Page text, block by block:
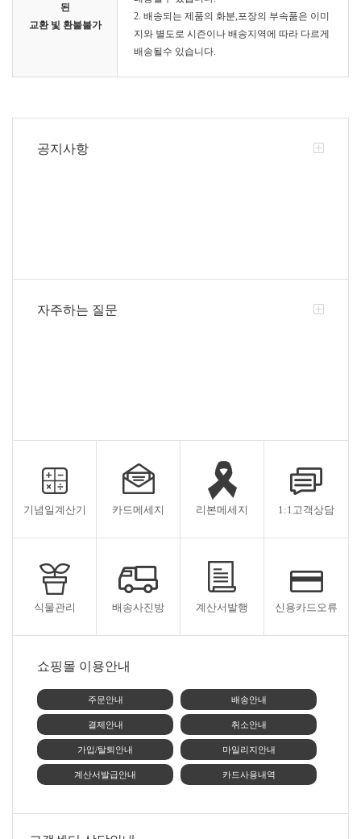
된
교환 빛 환불불가
2. 배송되는 제품의 화분,포장의 부속품은 이미
지와 별도로 시즌이나 배송지역에 따라 다르게
배송될수 있습니다.
공지사항
자주하는 질문
기념일계산기 카드메세지 리본메세지 1:1고객상담
식물관리 배송사진방 계산서발행 신용카드오류
쇼핑몰 이용안내
주문안내 배송안내
결제안내 취소안내
가입/탈퇴안내 마일리지안내
계산서발급안내 카드사용내역